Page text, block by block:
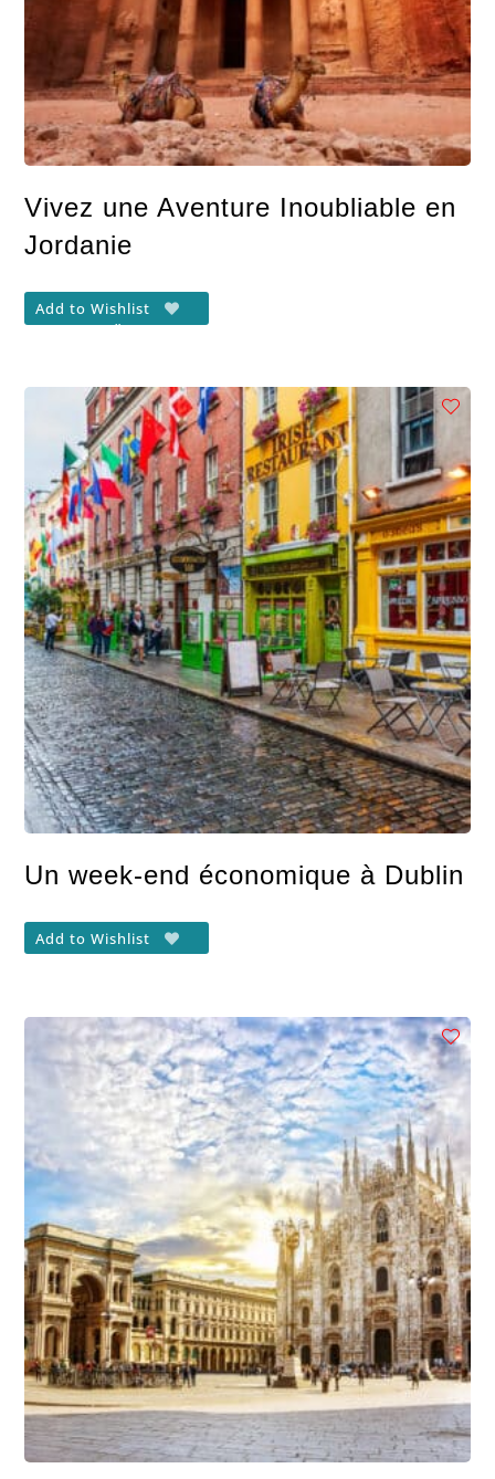
Vivez une Aventure Inoubliable en
Jordanie
Add to Wishlist
Un week-end économique à Dublin
Add to Wishlist